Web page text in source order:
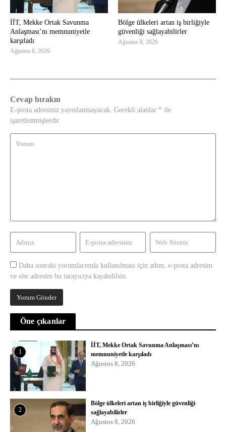
İİT, Mekke Ortak Savunma
Anlaşması’nı memnuniyetle
karşıladı
Ağustos 8, 2026
Bölge ülkeleri artan iş birliğiyle
güvenliği sağlayabilirler
Ağustos 8, 2026
Cevap bırakın
E-posta adresiniz yayınlanmayacak. Gerekli alanlar * ile
işaretlenmişlerdir
Daha sonraki yorumlarımda kullanılması için adım, e-posta adresim
ve site adresim bu tarayıcıya kaydedilsin.
Öne çıkanlar
1
İİT, Mekke Ortak Savunma Anlaşması’nı
memnuniyetle karşıladı
Ağustos 8, 2026
2
Bölge ülkeleri artan iş birliğiyle güvenliği
sağlayabilirler
Ağustos 8, 2026